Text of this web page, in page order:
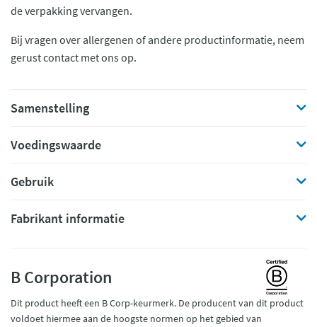
de verpakking vervangen.
Bij vragen over allergenen of andere productinformatie, neem
gerust contact met ons op.
Samenstelling
Voedingswaarde
Gebruik
Fabrikant informatie
B Corporation
Dit product heeft een B Corp-keurmerk. De producent van dit product
voldoet hiermee aan de hoogste normen op het gebied van